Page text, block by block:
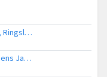
Lifeliner 1 naar Amsterdam Heliport, Ringsloot
Lifeliner 1 naar Nieuwveen, Nieuwveens Jaagpad